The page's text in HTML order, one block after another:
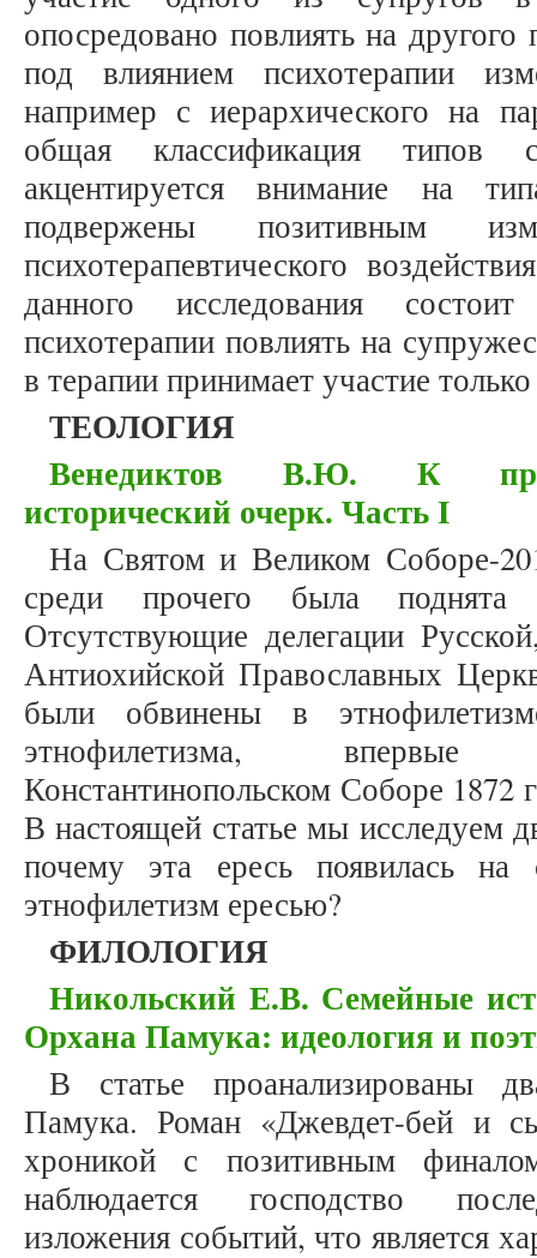
опосредовано повлиять на
под влиянием психотерапии
например с иерархического на
общая классификация типов
акцентируется внимание на
подвержены позитивным
психотерапевтического
данного исследования
психотерапии повлиять на
в терапии принимает участие
ТЕОЛОГИЯ
Венедиктов В.Ю. К
исторический очерк. Часть I
На Святом и Великом Соборе-
среди прочего была поднята
Отсутствующие делегации
Антиохийской Православных
были обвинены в
этнофилетизма, впервые
Константинопольском Соборе 1872
В настоящей статье мы исследуем
почему эта ересь появилась
этнофилетизм ересью?
ФИЛОЛОГИЯ
Никольский Е.В. Семейные
Орхана Памука: идеология и
В статье проанализированы
Памука. Роман «Джевдет-бей и
хроникой с позитивным
наблюдается господство
изложения событий, что является